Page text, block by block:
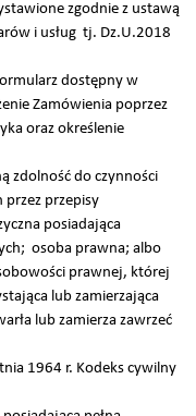
zgodnie z ustawą
i usług tj. Dz.U.2018
dostępny w
Zamówienia poprzez
oraz określenie
zdolność do czynności
przez przepisy
posiadająca
osoba prawna; albo
prawnej, której
lub zamierzająca
lub zamierza zawrzeć
1964 r. Kodeks cywilny